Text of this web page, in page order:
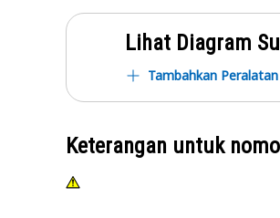
Lihat Diagram
Tambahkan
Keterangan untuk